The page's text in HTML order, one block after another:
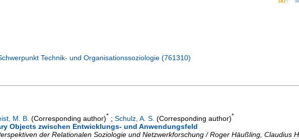
Technik- und Organisationssoziologie (761310)
M. B. (Corresponding author)* ; Schulz, A. S. (Corresponding author)*
Objects zwischen Entwicklungs- und Anwendungsfeld
der Relationalen Soziologie und Netzwerkforschung / Roger Häußling, Claudius